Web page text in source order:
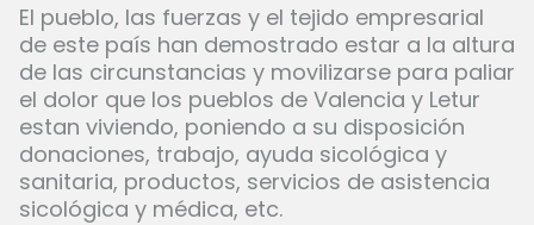
El pueblo, las fuerzas y el tejido empresarial
de este país han demostrado estar a la altura
de las circunstancias y movilizarse para paliar
el dolor que los pueblos de Valencia y Letur
estan viviendo, poniendo a su disposición
donaciones, trabajo, ayuda sicológica y
sanitaria, productos, servicios de asistencia
sicológica y médica, etc.